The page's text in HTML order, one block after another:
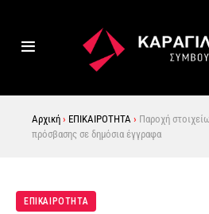
Αρχική › ΕΠΙΚΑΙΡΟΤΗΤΑ › Παροχή
πρόσβασης σε δημόσια έγγραφα
ΕΠΙΚΑΙΡΟΤΗΤΑ